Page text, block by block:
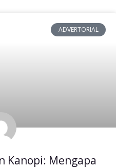
ADVERTORIAL
Kanopi: Mengapa